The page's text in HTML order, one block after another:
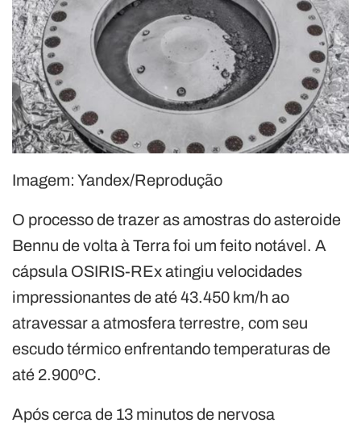
Imagem: Yandex/Reprodução
O processo de trazer as amostras do asteroide
Bennu de volta à Terra foi um feito notável. A
cápsula OSIRIS-REx atingiu velocidades
impressionantes de até 43.450 km/h ao
atravessar a atmosfera terrestre, com seu
escudo térmico enfrentando temperaturas de
até 2.900ºC.
Após cerca de 13 minutos de nervosa